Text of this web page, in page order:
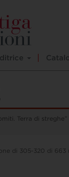
Terra di
di 305-320 di 663